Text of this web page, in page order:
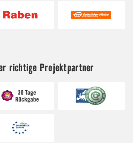
richtige Projektpartner